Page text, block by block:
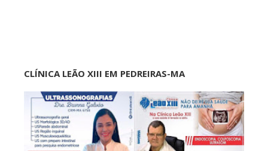
CLÍNICA LEÃO XIII EM PEDREIRAS-MA